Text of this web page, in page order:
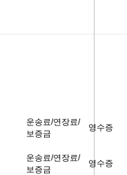
운송료/연장료/
보증금
영수증
운송료/연장료/
보증금
영수증